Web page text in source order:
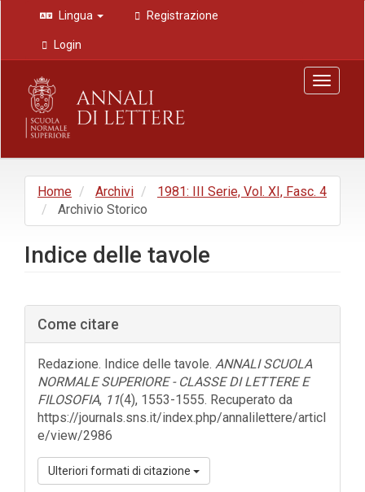
Navigazione
principale
Contenuto
principale
Barra
laterale
Lingua Registrazione
Login
Toggle
Home Archivi
1981: III Serie, Vol. XI, Fasc. 4
Archivio Storico
Indice delle tavole
Barra
laterale
dell'articolo
Come citare
Redazione. Indice delle tavole. ANNALI SCUOLA
NORMALE SUPERIORE - CLASSE DI LETTERE E
FILOSOFIA, 11(4), 1553-1555. Recuperato da
https://journals.sns.it/index.php/annalilettere/articl
e/view/2986
Ulteriori formati di citazione